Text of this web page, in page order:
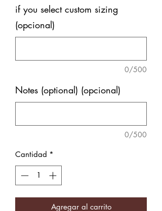
if you select custom sizing
(opcional)
0/500
Notes (optional) (opcional)
0/500
Cantidad *
Agregar al carrito